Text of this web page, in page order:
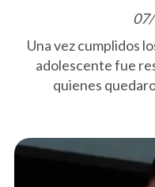
Una vez cumplidos
adolescente fue
quienes